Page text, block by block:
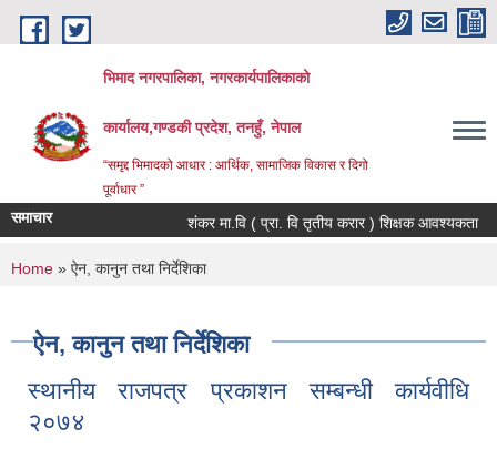
Skip to main content
भिमाद नगरपालिका, नगरकार्यपालिकाको
कार्यालय,गण्डकी प्रदेश, तनहुँ, नेपाल
“समृद्द भिमादको आधार : आर्थिक, सामाजिक विकास र दिगो
पूर्वाधार ”
समाचार शंकर मा.वि ( प्रा. वि तृतीय करार ) शिक्षक आवश्यकता
You are here
Home » ऐन, कानुन तथा निर्देशिका
ऐन, कानुन तथा निर्देशिका
स्थानीय राजपत्र प्रकाशन सम्बन्धी कार्यवीधि
२०७४